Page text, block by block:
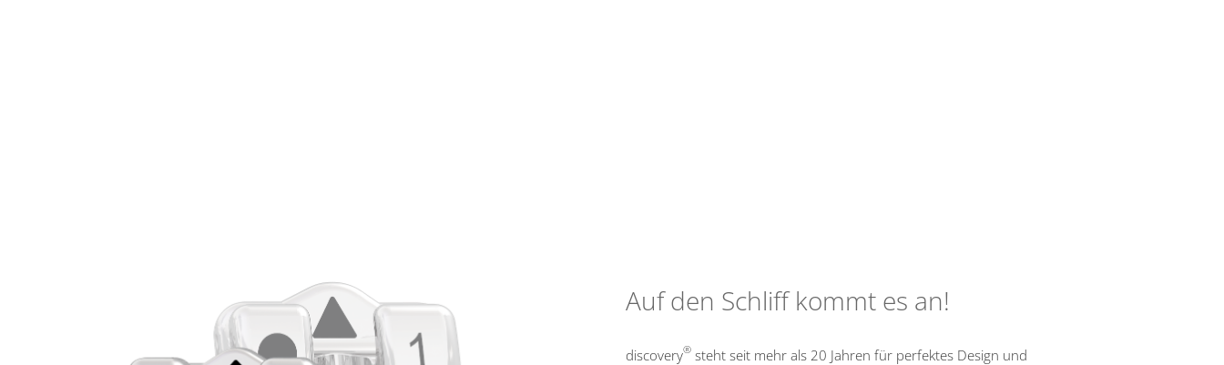
Auf den Schliff kommt es an!
discovery® steht seit mehr als 20 Jahren für perfektes Design und